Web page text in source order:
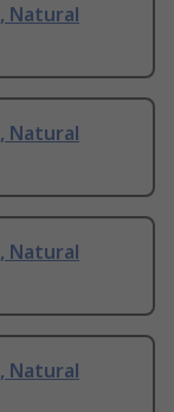
Natural
Natural
Natural
Natural